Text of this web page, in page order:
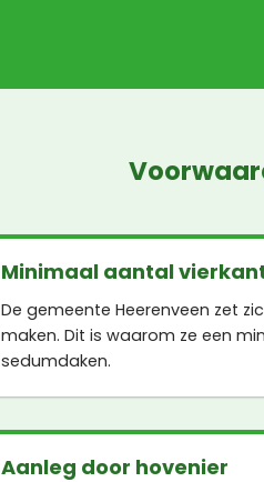
Minimaal aantal
De gemeente Heerenveen zet
maken. Dit is waarom ze een
sedumdaken.
Aanleg door hovenier